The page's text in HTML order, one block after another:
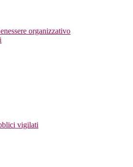
organizzativo
vigilati